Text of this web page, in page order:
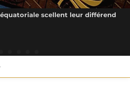
scellent leur différend